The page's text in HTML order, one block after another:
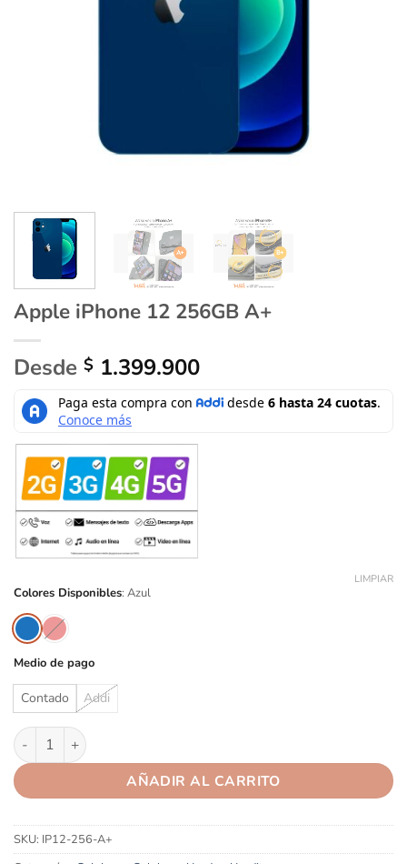
Apple iPhone 12 256GB A+
Desde $ 1.399.900
Colores Disponibles: Azul
Medio de pago
Contado Addi
LIMPIAR
Apple iPhone 12 256GB A+ cantidad
AÑADIR AL CARRITO
SKU: IP12-256-A+